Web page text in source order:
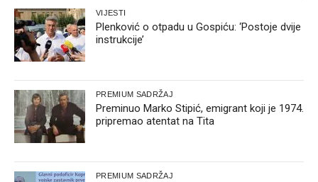
VIJESTI
Plenković o otpadu u Gospiću: ‘Postoje dvije
instrukcije’
PREMIUM SADRŽAJ
Preminuo Marko Stipić, emigrant koji je 1974.
pripremao atentat na Tita
PREMIUM SADRŽAJ